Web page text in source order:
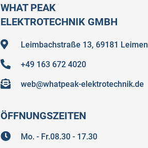
WHAT PEAK
ELEKTROTECHNIK GMBH
Leimbachstraße 13, 69181 Leimen
+49 163 672 4020
web@whatpeak-elektrotechnik.de
ÖFFNUNGSZEITEN
Mo. - Fr.08.30 - 17.30